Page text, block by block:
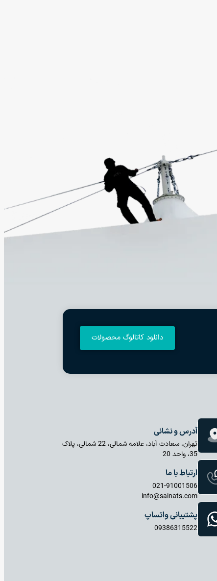
دانلود کاتالوگ محصولات
آدرس و نشانی
تهران، سعادت آباد، علامه شمالی، 22 شمالی، پلاک
35، واحد 20
ارتباط با ما
021-91001506
info@sainats.com
پشتیبانی واتساپ
09386315522